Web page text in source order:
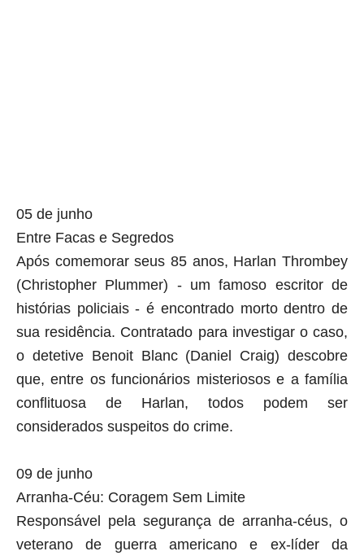
05 de junho
Entre Facas e Segredos
Após comemorar seus 85 anos, Harlan Thrombey
(Christopher Plummer) - um famoso escritor de
histórias policiais - é encontrado morto dentro de
sua residência. Contratado para investigar o caso,
o detetive Benoit Blanc (Daniel Craig) descobre
que, entre os funcionários misteriosos e a família
conflituosa de Harlan, todos podem ser
considerados suspeitos do crime.
09 de junho
Arranha-Céu: Coragem Sem Limite
Responsável pela segurança de arranha-céus, o
veterano de guerra americano e ex-líder da